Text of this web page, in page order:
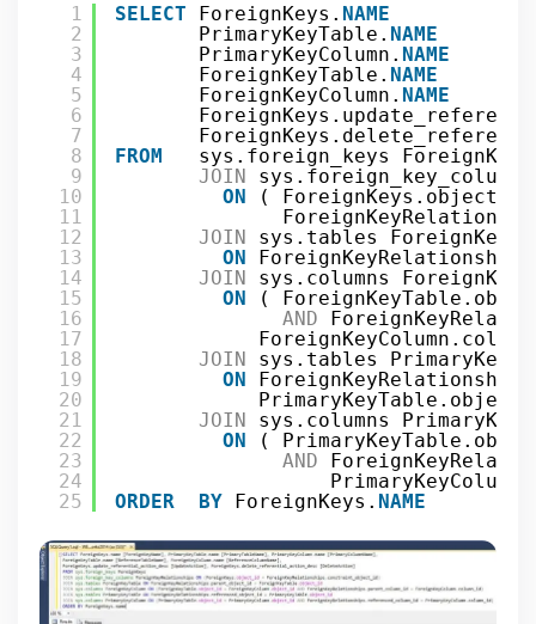
1
2
3
4
5
6
7
8
9
10
11
12
13
14
15
16
17
18
19
20
21
22
23
24
25
SELECT ForeignKeys. NAME
PrimaryKeyTable. NAME
PrimaryKeyColumn. NAME
ForeignKeyTable. NAME
ForeignKeyColumn. NAME
FROM
sys.foreign_keys
JOIN
ON
(
JOIN
sys.tables
ON
JOIN
sys.columns
ON
(
AND
JOIN
sys.tables
ON
JOIN
sys.columns
ON
(
AND
ORDER
BY ForeignKeys. NAME